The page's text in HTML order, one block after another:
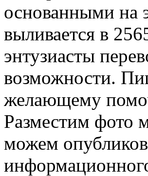
основанными на
выливается в
энтузиасты
возможности.
желающему
Разместим фото
можем